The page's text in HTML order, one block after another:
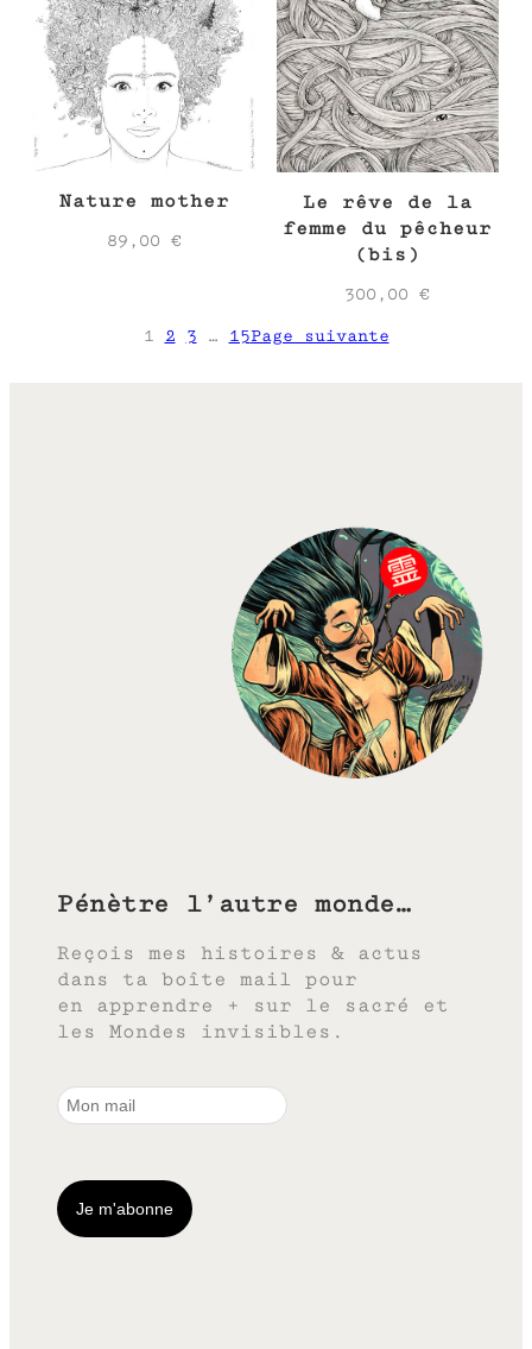
Nature mother
89,00€
Le rêve de la
femme du pêcheur
(bis)
300,00€
1 2 3 … 15Page suivante
Pénètre l’autre monde…
Reçois mes histoires & actus
dans ta boîte mail pour
en apprendre + sur le sacré et
les Mondes invisibles.